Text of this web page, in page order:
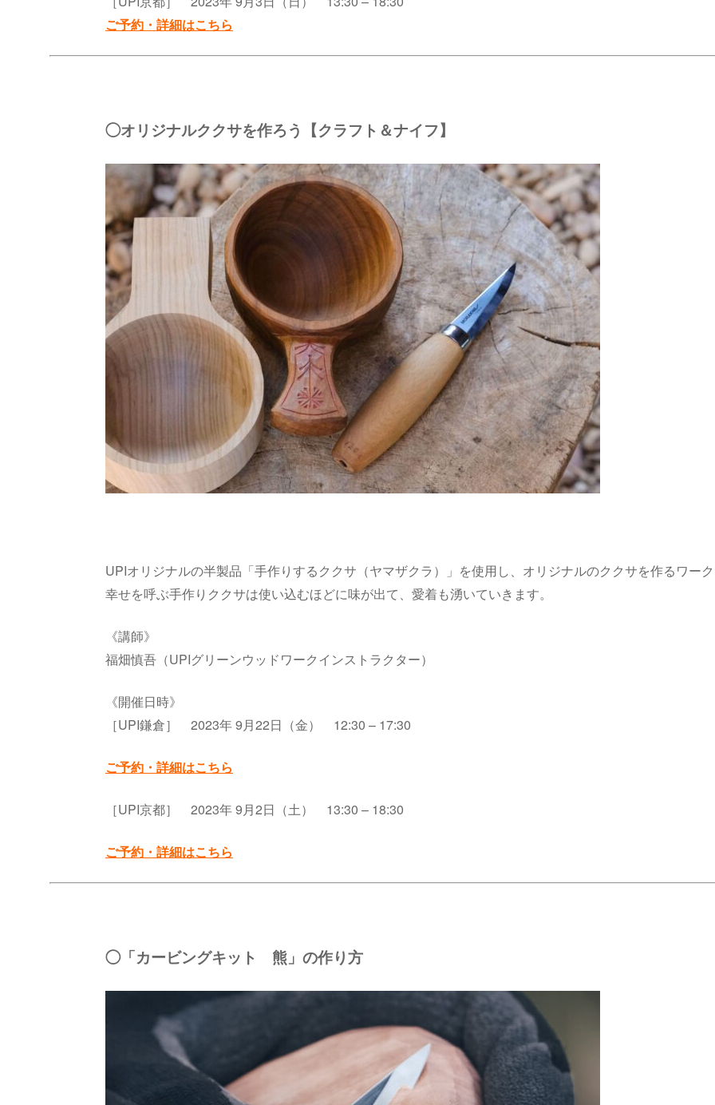
ご予約・詳細はこちら
◯オリジナルククサを作ろう【クラフト＆ナイフ】
UPIオリジナルの半製品「手作りするククサ（ヤマザクラ）」を使用し、オリジナルのククサを作るワー
幸せを呼ぶ手作りククサは使い込むほどに味が出て、愛着も湧いていきます。
《講師》
福畑慎吾（UPIグリーンウッドワークインストラクター）
《開催日時》
［UPI鎌倉］ 2023年 9月22日（金） 12:30 – 17:30
ご予約・詳細はこちら
［UPI京都］ 2023年 9月2日（土） 13:30 – 18:30
ご予約・詳細はこちら
◯「カービングキット 熊」の作り方